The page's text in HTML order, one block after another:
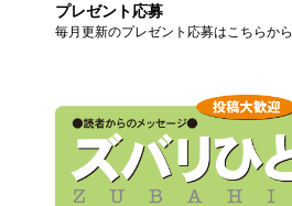
プレゼント応募
毎月更新のプレゼント応募はこちらから